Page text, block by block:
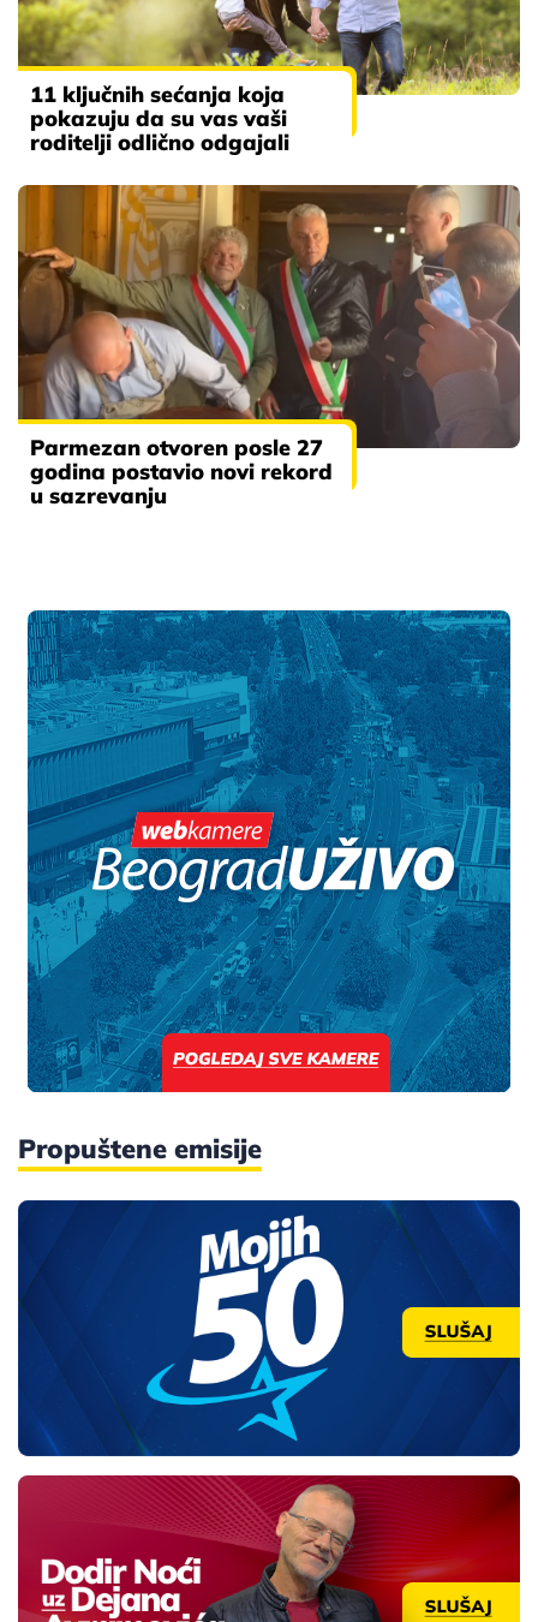
11 ključnih sećanja koja
pokazuju da su vas vaši
roditelji odlično odgajali
Parmezan otvoren posle 27
godina postavio novi rekord
u sazrevanju
Propuštene emisije